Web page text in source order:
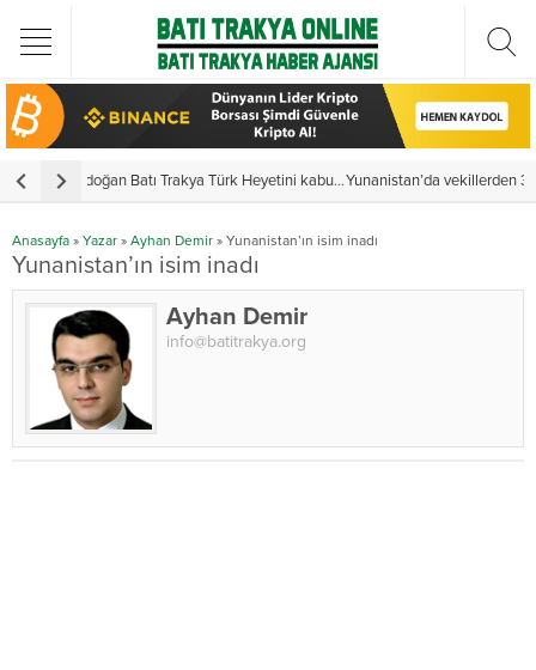
Yunanistan’da vekillerden 3 ayrı yemin
Anasayfa » Yazar » Ayhan Demir » Yunanistan’ın isim inadı
Yunanistan’ın isim inadı
Ayhan Demir
info@batitrakya.org